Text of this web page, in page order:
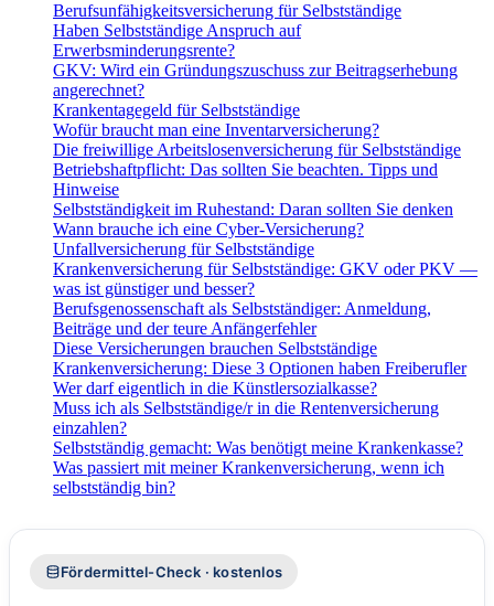
Berufsunfähigkeitsversicherung für Selbstständige
Haben Selbstständige Anspruch auf
Erwerbsminderungsrente?
GKV: Wird ein Gründungszuschuss zur Beitragserhebung
angerechnet?
Krankentagegeld für Selbstständige
Wofür braucht man eine Inventarversicherung?
Die freiwillige Arbeitslosenversicherung für Selbstständige
Betriebshaftpflicht: Das sollten Sie beachten. Tipps und
Hinweise
Selbstständigkeit im Ruhestand: Daran sollten Sie denken
Wann brauche ich eine Cyber-Versicherung?
Unfallversicherung für Selbstständige
Krankenversicherung für Selbstständige: GKV oder PKV —
was ist günstiger und besser?
Berufsgenossenschaft als Selbstständiger: Anmeldung,
Beiträge und der teure Anfängerfehler
Diese Versicherungen brauchen Selbstständige
Krankenversicherung: Diese 3 Optionen haben Freiberufler
Wer darf eigentlich in die Künstlersozialkasse?
Muss ich als Selbstständige/r in die Rentenversicherung
einzahlen?
Selbstständig gemacht: Was benötigt meine Krankenkasse?
Was passiert mit meiner Krankenversicherung, wenn ich
selbstständig bin?
Fördermittel-Check · kostenlos